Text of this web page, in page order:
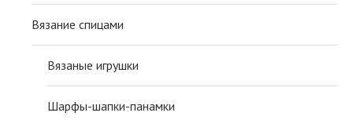
Вязание спицами
Вязаные игрушки
Шарфы-шапки-панамки